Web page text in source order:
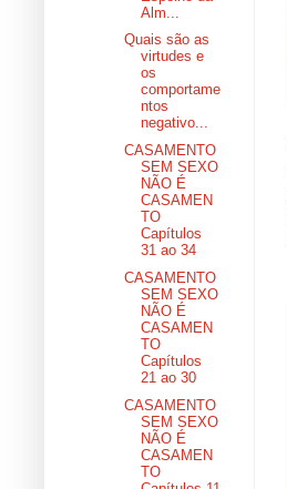
Alm...
Quais são as
virtudes e
os
comportame
ntos
negativo...
CASAMENTO
SEM SEXO
NÃO É
CASAMEN
TO
Capítulos
31 ao 34
CASAMENTO
SEM SEXO
NÃO É
CASAMEN
TO
Capítulos
21 ao 30
CASAMENTO
SEM SEXO
NÃO É
CASAMEN
TO